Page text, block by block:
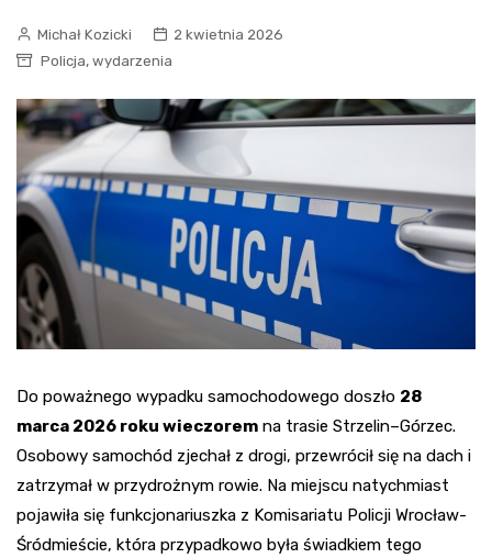
Michał Kozicki
2 kwietnia 2026
Policja, wydarzenia
Do poważnego wypadku samochodowego doszło 28
marca 2026 roku wieczorem na trasie Strzelin–Górzec.
Osobowy samochód zjechał z drogi, przewrócił się na dach i
zatrzymał w przydrożnym rowie. Na miejscu natychmiast
pojawiła się funkcjonariuszka z Komisariatu Policji Wrocław-
Śródmieście, która przypadkowo była świadkiem tego